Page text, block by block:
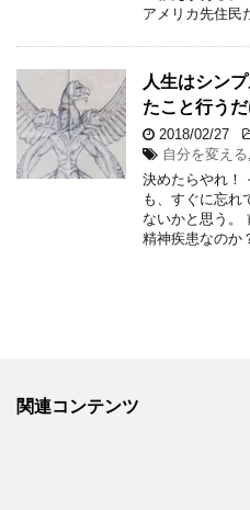
アメリカ先住民
人生はシン
たこと行う
2018/02/27
自分を変える
決めたらやれ
も、すぐに忘れ
ないかと思う。
精神疾患なのか
関連コンテンツ